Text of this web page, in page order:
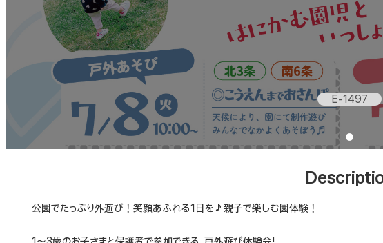
E-1497
公園でたっぷり外遊び！笑顔あふれる1日を♪親子で楽しむ園体験！